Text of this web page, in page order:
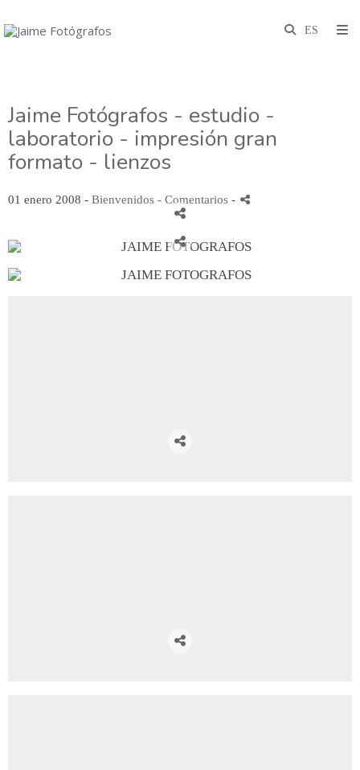
Jaime Fotógrafos - estudio -
laboratorio - impresión gran
formato - lienzos
01 enero 2008 - Bienvenidos - Comentarios -